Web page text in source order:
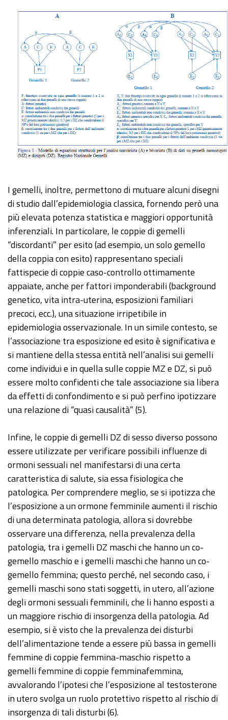
I gemelli, inoltre, permettono di mutuare alcuni disegni
di studio dall’epidemiologia classica, fornendo però una
più elevata potenza statistica e maggiori opportunità
inferenziali. In particolare, le coppie di gemelli
“discordanti” per esito (ad esempio, un solo gemello
della coppia con esito) rappresentano speciali
fattispecie di coppie caso-controllo ottimamente
appaiate, anche per fattori imponderabili (background
genetico, vita intra-uterina, esposizioni familiari
precoci, ecc.), una situazione irripetibile in
epidemiologia osservazionale. In un simile contesto, se
l’associazione tra esposizione ed esito è significativa e
si mantiene della stessa entità nell’analisi sui gemelli
come individui e in quella sulle coppie MZ e DZ, si può
essere molto confidenti che tale associazione sia libera
da effetti di confondimento e si può perfino ipotizzare
una relazione di “quasi causalità” (5).
Infine, le coppie di gemelli DZ di sesso diverso possono
essere utilizzate per verificare possibili influenze di
ormoni sessuali nel manifestarsi di una certa
caratteristica di salute, sia essa fisiologica che
patologica. Per comprendere meglio, se si ipotizza che
l’esposizione a un ormone femminile aumenti il rischio
di una determinata patologia, allora si dovrebbe
osservare una differenza, nella prevalenza della
patologia, tra i gemelli DZ maschi che hanno un co-
gemello maschio e i gemelli maschi che hanno un co-
gemello femmina; questo perché, nel secondo caso, i
gemelli maschi sono stati soggetti, in utero, all’azione
degli ormoni sessuali femminili, che li hanno esposti a
un maggiore rischio di insorgenza della patologia. Ad
esempio, si è visto che la prevalenza dei disturbi
dell’alimentazione tende a essere più bassa in gemelli
femmine di coppie femmina-maschio rispetto a
gemelli femmine di coppie femminafemmina,
avvalorando l’ipotesi che l’esposizione al testosterone
in utero svolga un ruolo protettivo rispetto al rischio di
insorgenza di tali disturbi (6).